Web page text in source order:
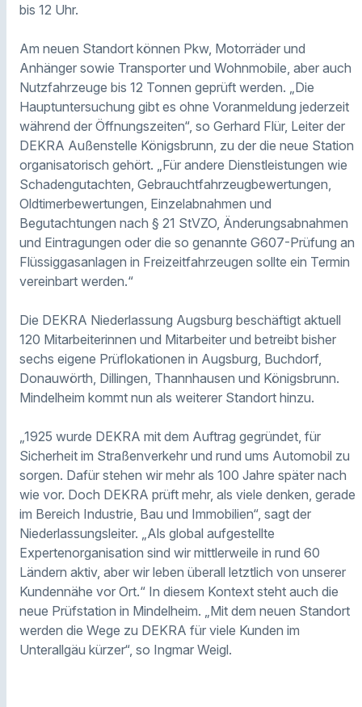
bis 12 Uhr.
Am neuen Standort können Pkw, Motorräder und
Anhänger sowie Transporter und Wohnmobile, aber auch
Nutzfahrzeuge bis 12 Tonnen geprüft werden. „Die
Hauptuntersuchung gibt es ohne Voranmeldung jederzeit
während der Öffnungszeiten“, so Gerhard Flür, Leiter der
DEKRA Außenstelle Königsbrunn, zu der die neue Station
organisatorisch gehört. „Für andere Dienstleistungen wie
Schadengutachten, Gebrauchtfahrzeugbewertungen,
Oldtimerbewertungen, Einzelabnahmen und
Begutachtungen nach § 21 StVZO, Änderungsabnahmen
und Eintragungen oder die so genannte G607-Prüfung an
Flüssiggasanlagen in Freizeitfahrzeugen sollte ein Termin
vereinbart werden.“
Die DEKRA Niederlassung Augsburg beschäftigt aktuell
120 Mitarbeiterinnen und Mitarbeiter und betreibt bisher
sechs eigene Prüflokationen in Augsburg, Buchdorf,
Donauwörth, Dillingen, Thannhausen und Königsbrunn.
Mindelheim kommt nun als weiterer Standort hinzu.
„1925 wurde DEKRA mit dem Auftrag gegründet, für
Sicherheit im Straßenverkehr und rund ums Automobil zu
sorgen. Dafür stehen wir mehr als 100 Jahre später nach
wie vor. Doch DEKRA prüft mehr, als viele denken, gerade
im Bereich Industrie, Bau und Immobilien“, sagt der
Niederlassungsleiter. „Als global aufgestellte
Expertenorganisation sind wir mittlerweile in rund 60
Ländern aktiv, aber wir leben überall letztlich von unserer
Kundennähe vor Ort.“ In diesem Kontext steht auch die
neue Prüfstation in Mindelheim. „Mit dem neuen Standort
werden die Wege zu DEKRA für viele Kunden im
Unterallgäu kürzer“, so Ingmar Weigl.